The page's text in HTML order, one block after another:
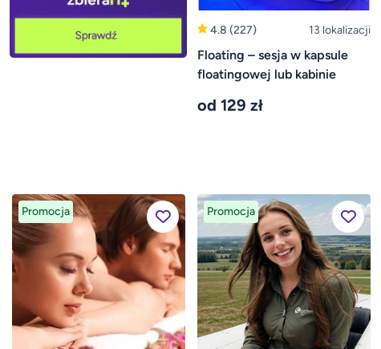
4.8 (227) 13 lokalizacji
Floating – sesja w kapsule
floatingowej lub kabinie
od 129 zł
Promocja Promocja